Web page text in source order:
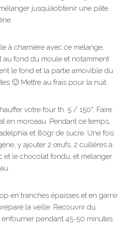
jusqu’àobtenir une pâte
à charnière avec ce mélange,
au fond du moule et notamment
le fond et la partie amovible du
🙂 Mettre au frais pour la nuit.
votre four th. 5 / 150°. Faire
en morceau. Pendant ce temps,
et 80gr de sucre. Une fois
y ajouter 2 œufs, 2 cuillères à
et le chocolat fondu, et mélanger
en tranches épaisses et en garnir
la veille. Recouvrir du
pendant 45-50 minutes.